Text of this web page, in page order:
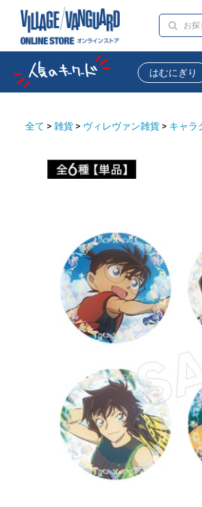
はむにぎり
全て > 雑貨 > ヴィレヴァン雑貨 > キャラ